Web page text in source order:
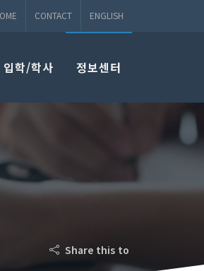
CONTACT ENGLISH
입학/학사 정보센터
Share this to